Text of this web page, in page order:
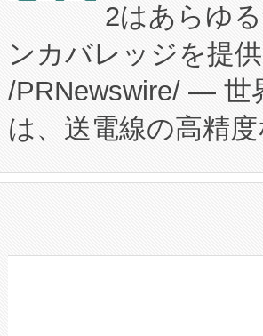
のアクセスを大幅
Fully-Connected
プログラムには、
に関する技術移転
構造化トレーニン
上げおよび商用化
設備整備および立
加組織は、
選定された製品に
ードするVoltaiqは
ーエネルギー貯蔵
た。 Voltaiq独自の
定、統合、導入、
安全性を追跡し、
増加しているデー
る電力網に大きな
事業者の負担軽減
系統連系を迅速に
2はあらゆ
ンカバレッジを提
/PRNewswire/ — 世
は、送電線の高精
や穀物倉庫におけ
リューション「
したAvia 2は、
狭視野のFOVを切
ケーブル、枝など